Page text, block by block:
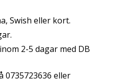
Swish eller kort.
2-5 dagar med DB
0735723636 eller